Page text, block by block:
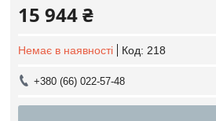
15 944 ₴
Немає в наявності Код: 218
+380 (66) 022-57-48